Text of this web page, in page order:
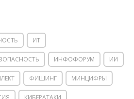
ИТ
ИНФОФОРУМ ИИ
ФИШИНГ МИНЦИФРЫ
КИБЕРАТАКИ